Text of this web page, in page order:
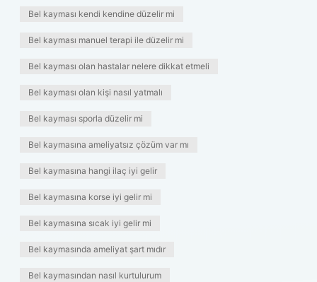
Bel kayması kendi kendine düzelir mi
Bel kayması manuel terapi ile düzelir mi
Bel kayması olan hastalar nelere dikkat etmeli
Bel kayması olan kişi nasıl yatmalı
Bel kayması sporla düzelir mi
Bel kaymasına ameliyatsız çözüm var mı
Bel kaymasına hangi ilaç iyi gelir
Bel kaymasına korse iyi gelir mi
Bel kaymasına sıcak iyi gelir mi
Bel kaymasında ameliyat şart mıdır
Bel kaymasından nasıl kurtulurum